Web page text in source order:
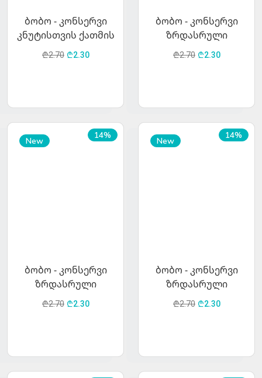
ბობო - კონსერვი
კნუტისთვის ქათმის
ხორცით 400 გრ.
₾2.70₾2.30
ბობო - კონსერვი
ზრდასრული
კატებისთვის
₾2.70₾2.30
14%
New
ბობო - კონსერვი
ზრდასრული
კატებისათვის
₾2.70₾2.30
14%
New
ბობო - კონსერვი
ზრდასრული
ძაღლებისთვის
₾2.70₾2.30